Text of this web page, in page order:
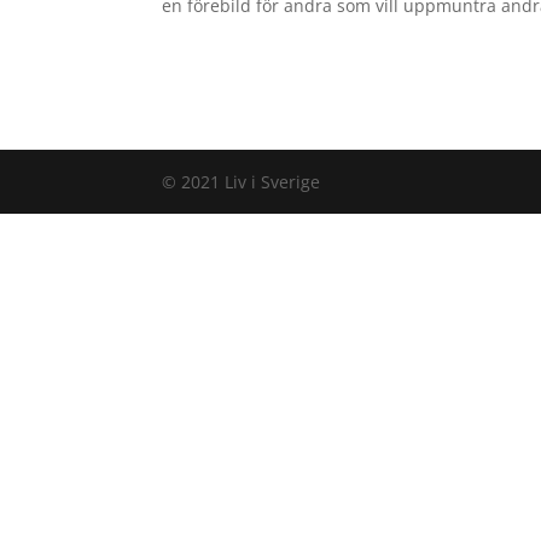
en förebild för andra som vill uppmuntra
© 2021 Liv i Sverige